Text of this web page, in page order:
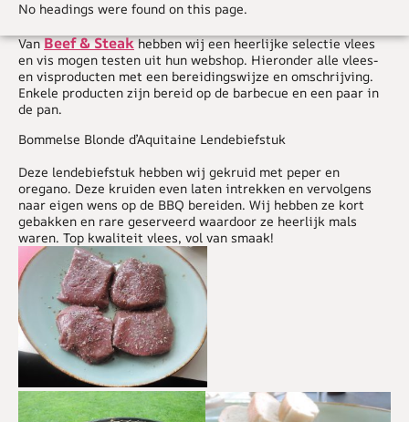
No headings were found on this page.
VanBeef & Steakhebben wij een heerlijke selectie vlees
en vis mogen testen uit hun webshop. Hieronder alle vlees-
en visproducten met een bereidingswijze en omschrijving.
Enkele producten zijn bereid op de barbecue en een paar in
de pan.
Bommelse Blonde d’Aquitaine Lendebiefstuk
Deze lendebiefstuk hebben wij gekruid met peper en
oregano. Deze kruiden even laten intrekken en vervolgens
naar eigen wens op de BBQ bereiden. Wij hebben ze kort
gebakken en rare geserveerd waardoor ze heerlijk mals
waren. Top kwaliteit vlees, vol van smaak!